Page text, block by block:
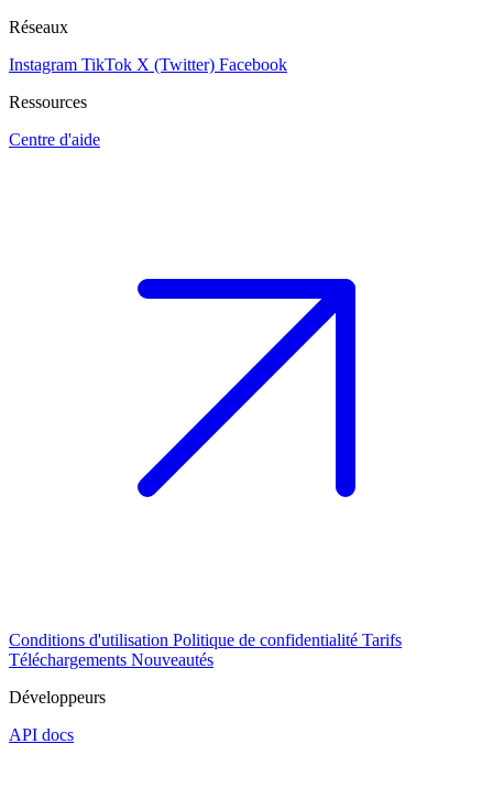
Réseaux
Instagram TikTok X (Twitter) Facebook
Ressources
Centre d'aide
Conditions d'utilisation Politique de confidentialité Tarifs
Téléchargements Nouveautés
Développeurs
API docs